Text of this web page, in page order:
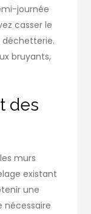
journée
casser le
déchetterie.
bruyants,
des
murs
existant
une
nécessaire